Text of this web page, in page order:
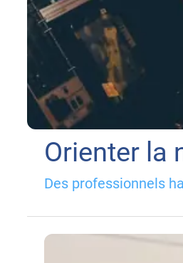
Orienter la
Des professionnels